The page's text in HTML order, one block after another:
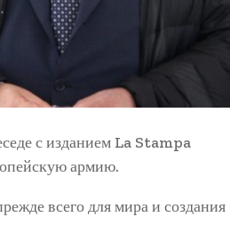
с изданием La Stampa
армию.
всего для мира и создания